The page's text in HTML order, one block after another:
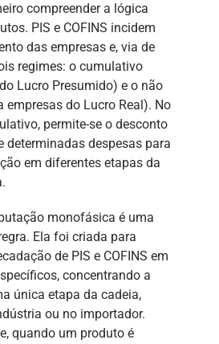
compreender a lógica
PIS e COFINS incidem
das empresas e, via de
regimes: o cumulativo
Lucro Presumido) e o não
empresas do Lucro Real). No
permite-se o desconto
determinadas despesas para
em diferentes etapas da
monofásica é uma
Ela foi criada para
de PIS e COFINS em
concentrando a
única etapa da cadeia,
ou no importador.
quando um produto é